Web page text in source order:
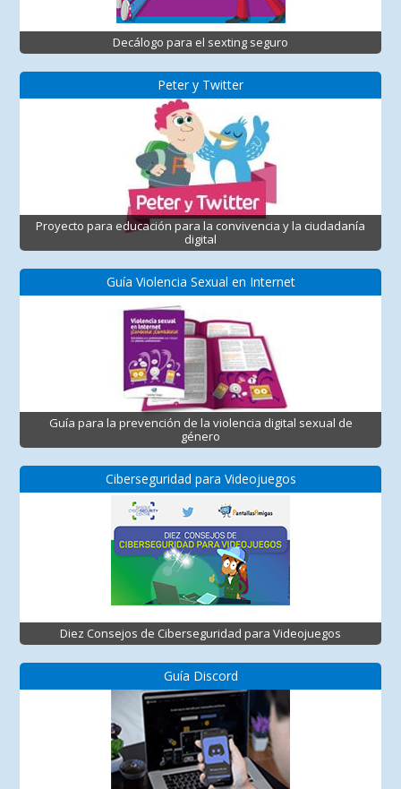
Decálogo para el sexting seguro
Peter y Twitter
Proyecto para educación para la convivencia y la ciudadanía
digital
Guía Violencia Sexual en Internet
Guía para la prevención de la violencia digital sexual de
género
Ciberseguridad para Videojuegos
Diez Consejos de Ciberseguridad para Videojuegos
Guía Discord